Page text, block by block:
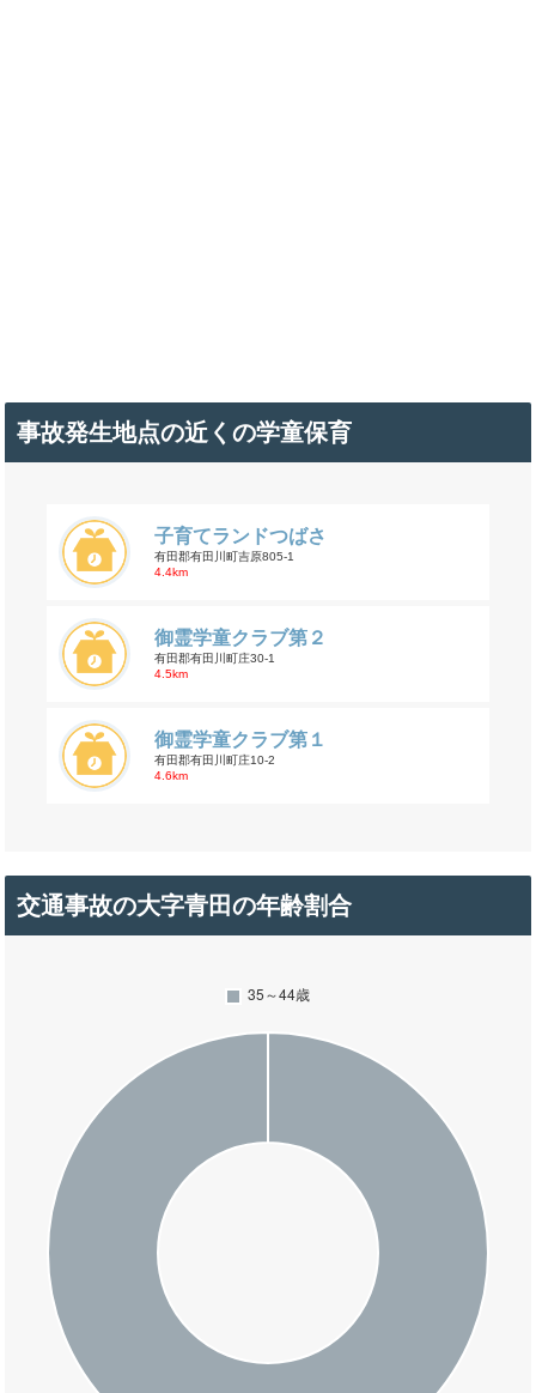
事故発生地点の近くの学童保育
子育てランドつばさ
有田郡有田川町吉原805-1
4.4km
御霊学童クラブ第２
有田郡有田川町庄30-1
4.5km
御霊学童クラブ第１
有田郡有田川町庄10-2
4.6km
交通事故の大字青田の年齢割合